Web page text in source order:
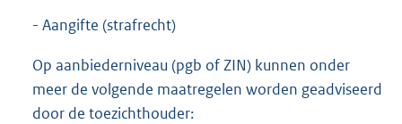
- Aangifte (strafrecht)
Op aanbiederniveau (pgb of ZIN) kunnen onder
meer de volgende maatregelen worden geadviseerd
door de toezichthouder: